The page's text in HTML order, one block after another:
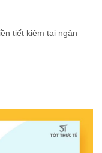
tiết kiệm tại ngân